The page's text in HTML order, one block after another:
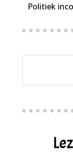
Politiek